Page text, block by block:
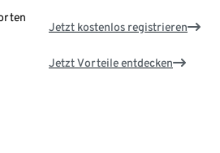
Jetzt kostenlos registrieren
Jetzt Vorteile entdecken